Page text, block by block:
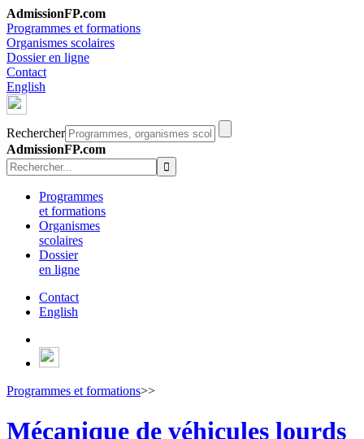
AdmissionFP.com
Programmes et formations
Organismes scolaires
Dossier en ligne
Contact
English
Rechercher
AdmissionFP.com
Programmes
et formations
Organismes
scolaires
Dossier
en ligne
Contact
English
Programmes et formations>>
Mécanique de véhicules lourds